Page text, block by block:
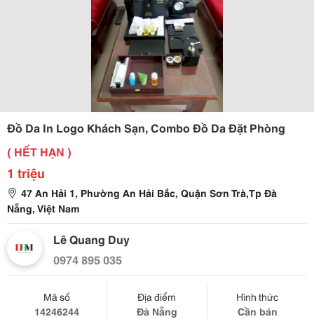
Đồ Da In Logo Khách Sạn, Combo Đồ Da Đặt Phòng
( HẾT HẠN )
1 triệu
47 An Hải 1, Phường An Hải Bắc, Quận Sơn Trà,Tp Đà
Nẵng, Việt Nam
Lê Quang Duy
0974 895 035
Mã số
14246244
Địa điểm
Đà Nẵng
Hình thức
Cần bán